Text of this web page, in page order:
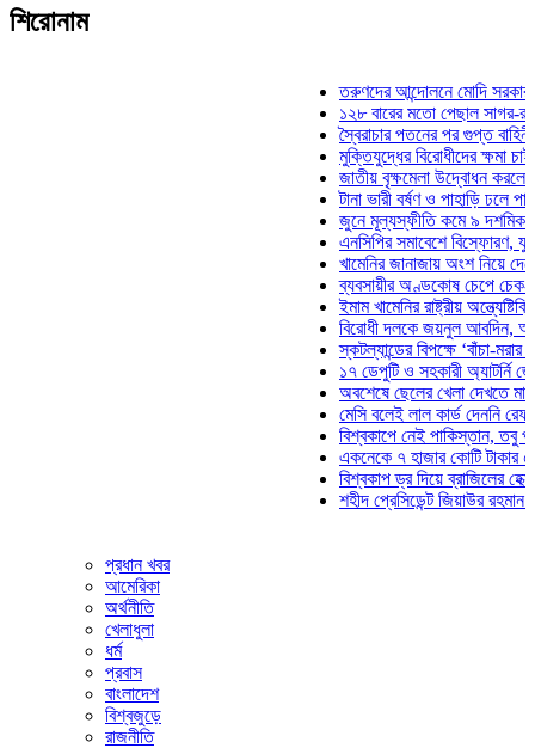
শিরোনাম
তরুণদের আন্দোলনে মোদি সরকার দুর্বল
১২৮ বারের মতো পেছাল সাগর-রুনি
স্বৈরাচার পতনের পর গুপ্ত বাহিনীর
মুক্তিযুদ্ধের বিরোধীদের ক্ষমা চাইতে
জাতীয় বৃক্ষমেলা উদ্বোধন করলেন
টানা ভারী বর্ষণ ও পাহাড়ি ঢলে
জুনে মূল্যস্ফীতি কমে ৯ দশমিক ১৬
এনসিপির সমাবেশে বিস্ফোরণ,
খামেনির জানাজায় অংশ নিয়ে দেশে
ব্যবসায়ীর অণ্ডকোষ চেপে চেক-
ইমাম খামেনির রাষ্ট্রীয়
বিরোধী দলকে জয়নুল আবদিন,
স্কটল্যান্ডের বিপক্ষে ‘বাঁচা-মরার
১৭ ডেপুটি ও সহকারী অ্যাটর্নি
অবশেষে ছেলের খেলা দেখতে মাঠে
মেসি বলেই লাল কার্ড দেননি রেফারি!
বিশ্বকাপে নেই পাকিস্তান, তবু
একনেকে ৭ হাজার কোটি টাকার ৫
বিশ্বকাপ ড্র দিয়ে ব্রাজিলের হেক্সা
শহীদ প্রেসিডেন্ট জিয়াউর রহমান
প্রধান খবর
আমেরিকা
অর্থনীতি
খেলাধুলা
ধর্ম
প্রবাস
বাংলাদেশ
বিশ্বজুড়ে
রাজনীতি